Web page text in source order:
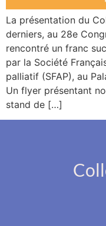
La présentation du
derniers, au 28e
rencontré un franc
par la Société
palliatif (SFAP), au
Un flyer présentant
stand de […]